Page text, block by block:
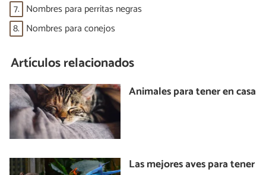
7. Nombres para perritas negras
8. Nombres para conejos
Artículos relacionados
Animales para tener en casa
Las mejores aves para tener